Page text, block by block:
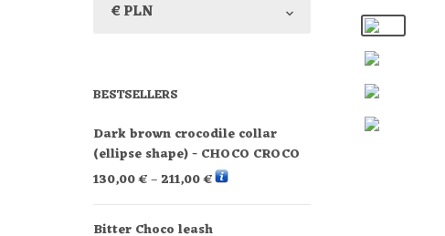
BESTSELLERS
Dark brown crocodile collar
(ellipse shape) - CHOCO CROCO
130,00€– 211,00€
Bitter Choco leash